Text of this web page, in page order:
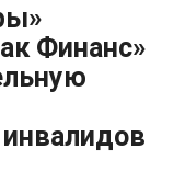
Финанс»